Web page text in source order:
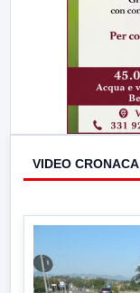
VIDEO CRONACA